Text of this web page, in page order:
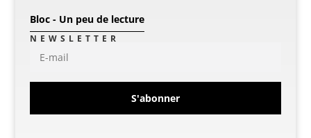
Bloc - Un peu de lecture
NEWSLETTER
S'abonner